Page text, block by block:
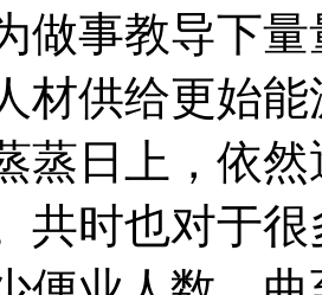
做事教导下
材供给更始
蒸日上，依
共时也对于